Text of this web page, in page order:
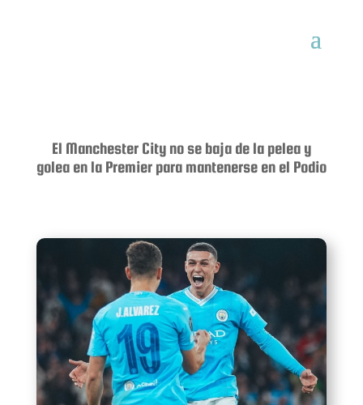
El Manchester City no se baja de la pelea y
golea en la Premier para mantenerse en el Podio